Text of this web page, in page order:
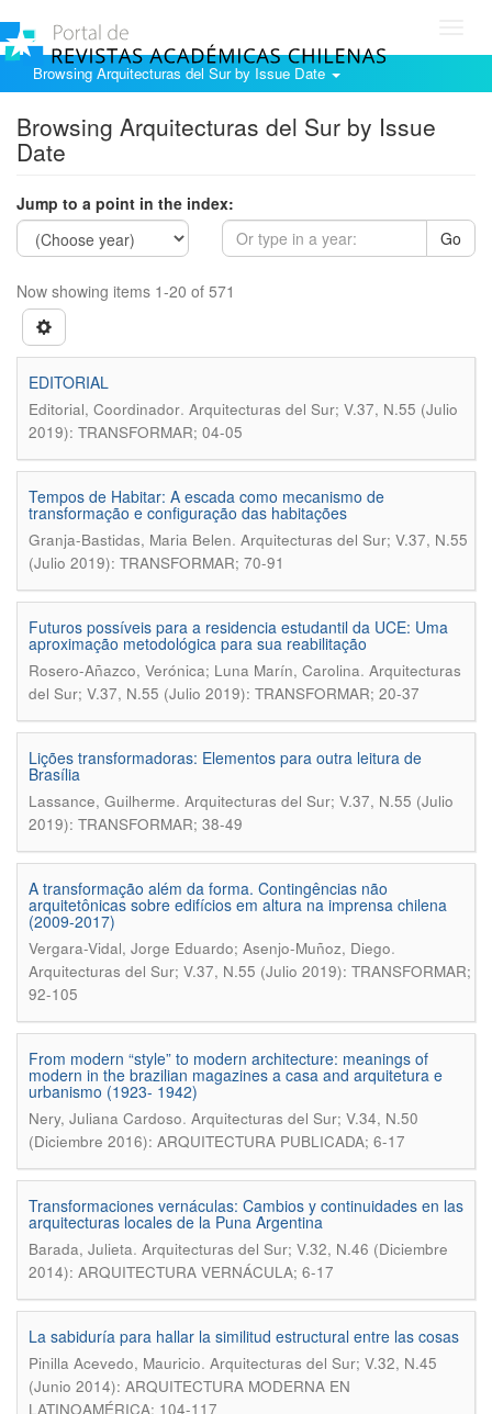
Browsing Arquitecturas del Sur by Issue Date
Browsing Arquitecturas del Sur by Issue
Date
Jump to a point in the index:
Go
Now showing items 1-20 of 571
EDITORIAL
Editorial, Coordinador. Arquitecturas del Sur; V.37, N.55 (Julio
2019): TRANSFORMAR; 04-05
Tempos de Habitar: A escada como mecanismo de
transformação e configuração das habitações
Granja-Bastidas, Maria Belen. Arquitecturas del Sur; V.37, N.55
(Julio 2019): TRANSFORMAR; 70-91
Futuros possíveis para a residencia estudantil da UCE: Uma
aproximação metodológica para sua reabilitação
Rosero-Añazco, Verónica; Luna Marín, Carolina. Arquitecturas
del Sur; V.37, N.55 (Julio 2019): TRANSFORMAR; 20-37
Lições transformadoras: Elementos para outra leitura de
Brasília
Lassance, Guilherme. Arquitecturas del Sur; V.37, N.55 (Julio
2019): TRANSFORMAR; 38-49
A transformação além da forma. Contingências não
arquitetônicas sobre edifícios em altura na imprensa chilena
(2009-2017)
Vergara-Vidal, Jorge Eduardo; Asenjo-Muñoz, Diego.
Arquitecturas del Sur; V.37, N.55 (Julio 2019): TRANSFORMAR;
92-105
From modern “style” to modern architecture: meanings of
modern in the brazilian magazines a casa and arquitetura e
urbanismo (1923- 1942)
Nery, Juliana Cardoso. Arquitecturas del Sur; V.34, N.50
(Diciembre 2016): ARQUITECTURA PUBLICADA; 6-17
Transformaciones vernáculas: Cambios y continuidades en las
arquitecturas locales de la Puna Argentina
Barada, Julieta. Arquitecturas del Sur; V.32, N.46 (Diciembre
2014): ARQUITECTURA VERNÁCULA; 6-17
La sabiduría para hallar la similitud estructural entre las cosas
Pinilla Acevedo, Mauricio. Arquitecturas del Sur; V.32, N.45
(Junio 2014): ARQUITECTURA MODERNA EN
LATINOAMÉRICA; 104-117